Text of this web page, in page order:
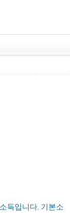
득입니다. 기본소